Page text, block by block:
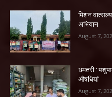
मिशन
अभियान
August 7,
धमतरी :
औषधियां
August 7,